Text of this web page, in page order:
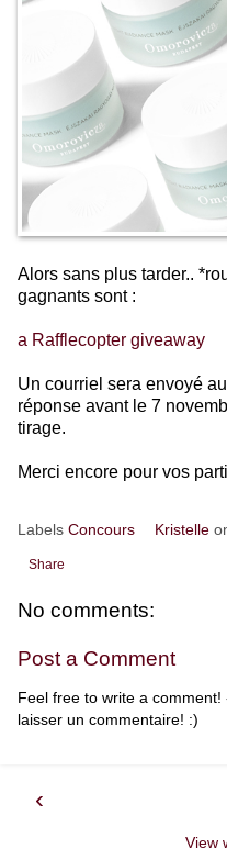
Alors sans plus tarder..
gagnants sont :
a Rafflecopter giveaway
Un courriel sera envoyé
réponse avant le 7
tirage.
Merci encore pour vos
Labels Concours Kristelle
Share
No comments:
Post a Comment
Feel free to write a comment!
laisser un commentaire! :)
‹
View